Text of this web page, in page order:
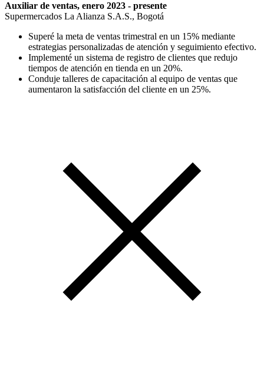
Auxiliar de ventas, enero 2023 - presente
Supermercados La Alianza S.A.S., Bogotá
Superé la meta de ventas trimestral en un 15% mediante
estrategias personalizadas de atención y seguimiento efectivo.
Implementé un sistema de registro de clientes que redujo
tiempos de atención en tienda en un 20%.
Conduje talleres de capacitación al equipo de ventas que
aumentaron la satisfacción del cliente en un 25%.